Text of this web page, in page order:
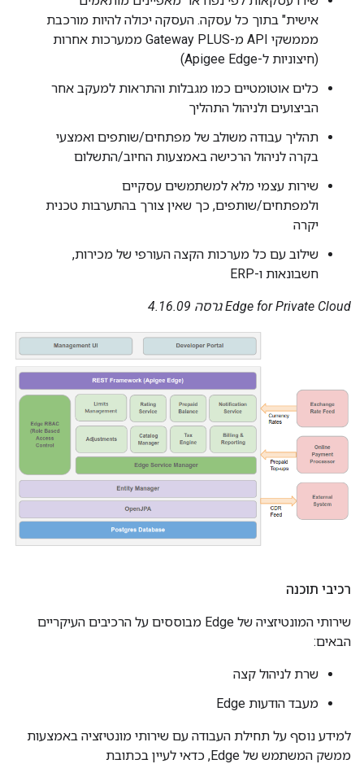
אישית" בתוך כל עסקה. העסקה יכולה להיות מורכבת
מממשקי API מ-Gateway PLUS ממערכות אחרות
(חיצוניות ל-Apigee Edge)
כלים אוטומטיים כמו מגבלות והתראות למעקב אחר
הביצועים ולניהול התהליך
תהליך עבודה משולב של מפתחים/שותפים ואמצעי
בקרה לניהול הרכישה באמצעות החיוב/התשלום
שירות עצמי מלא למשתמשים עסקיים
ולמפתחים/שותפים, כך שאין צורך בהתערבות טכנית
יקרה
שילוב עם כל מערכות הקצה העורפי של מכירות,
חשבונאות ו-ERP
Edge for Private Cloud גרסה 4.16.09
רכיבי תוכנה
שירותי המונטיזציה של Edge מבוססים על הרכיבים העיקריים
הבאים:
שרת לניהול קצה
מעבד הודעות Edge
למידע נוסף על תחילת העבודה עם שירותי מונטיזציה באמצעות
ממשק המשתמש של Edge, כדאי לעיין בכתובת